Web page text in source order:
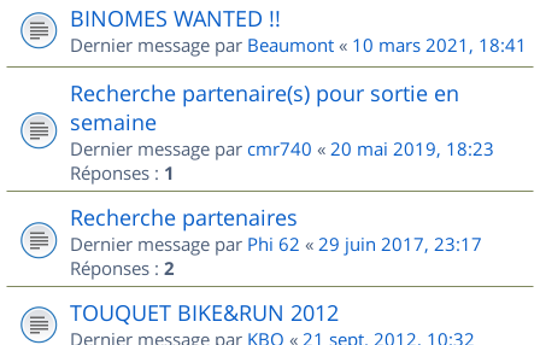
BINOMES WANTED !!
Dernier message par Beaumont « 10 mars 2021, 18:41
Recherche partenaire(s) pour sortie en
semaine
Dernier message par cmr740 « 20 mai 2019, 18:23
Réponses : 1
Recherche partenaires
Dernier message par Phi 62 « 29 juin 2017, 23:17
Réponses : 2
TOUQUET BIKE&RUN 2012
Dernier message par KBO « 21 sept. 2012, 10:32